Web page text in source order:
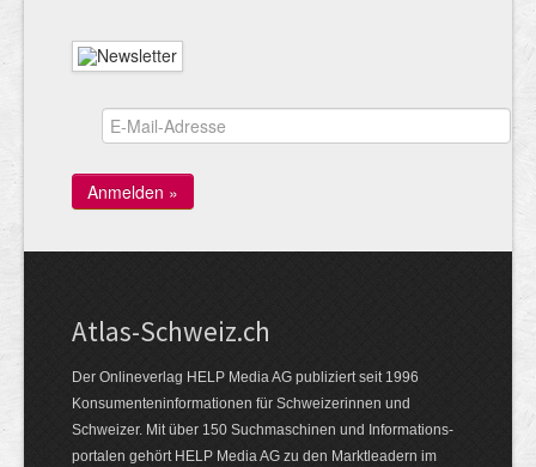
Atlas-Schweiz.ch
Der Onlineverlag HELP Media AG publiziert seit 1996
Konsumenten­infor­mationen für Schwei­zerinnen und
Schweizer. Mit über 150 Such­ma­schinen und Infor­mations­
portalen gehört HELP Media AG zu den Markt­leadern im